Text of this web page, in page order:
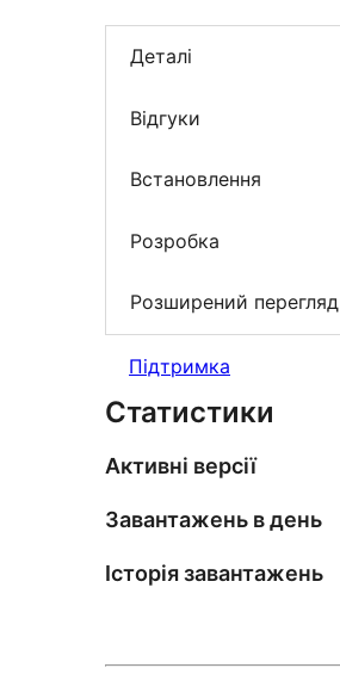
Деталі
Відгуки
Встановлення
Розробка
Розширений перегляд
Підтримка
Статистики
Активні версії
Завантажень в день
Історія завантажень